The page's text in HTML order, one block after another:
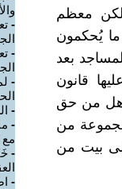
معظم
يُحكمون
بعد
قانون
: هل من حق
مجموعة من
بيت من
-
-
-
-
-
مع
-
-